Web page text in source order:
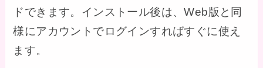
ドできます。インストール後は、Web版と同
様にアカウントでログインすればすぐに使え
ます。